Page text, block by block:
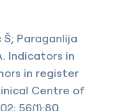
Š; Paraganlija
Indicators in
in register
Centre of
56(1):80.